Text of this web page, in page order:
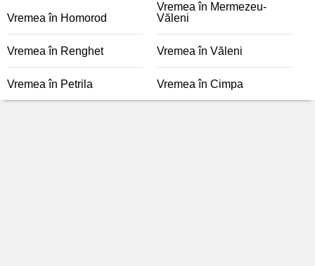
Vremea în Homorod
Vremea în Mermezeu-
Văleni
Vremea în Renghet Vremea în Văleni
Vremea în Petrila Vremea în Cimpa